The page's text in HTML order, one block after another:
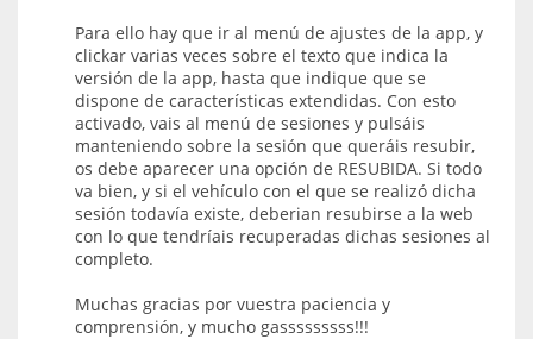
Para ello hay que ir al menú de ajustes de la app, y
clickar varias veces sobre el texto que indica la
versión de la app, hasta que indique que se
dispone de características extendidas. Con esto
activado, vais al menú de sesiones y pulsáis
manteniendo sobre la sesión que queráis resubir,
os debe aparecer una opción de RESUBIDA. Si todo
va bien, y si el vehículo con el que se realizó dicha
sesión todavía existe, deberian resubirse a la web
con lo que tendríais recuperadas dichas sesiones al
completo.
Muchas gracias por vuestra paciencia y
comprensión, y mucho gasssssssss!!!